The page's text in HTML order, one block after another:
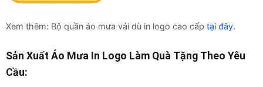
Xem thêm: Bộ quần áo mưa vải dù in logo cao cấp tại đây.
Sản Xuất Áo Mưa In Logo Làm Quà Tặng Theo Yêu
Cầu: